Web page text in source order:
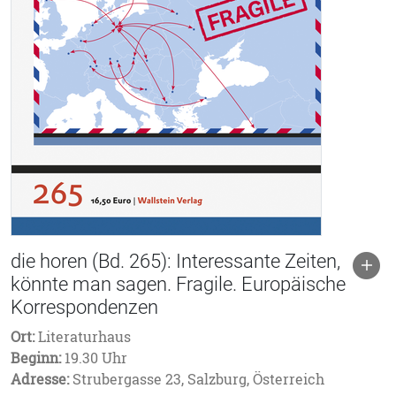
die horen (Bd. 265): Interessante Zeiten,
könnte man sagen. Fragile. Europäische
Korrespondenzen
Ort:Literaturhaus
Beginn:19.30 Uhr
Adresse:Strubergasse 23, Salzburg, Österreich